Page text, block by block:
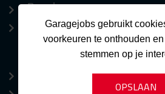
Benelux
Zeeland
Garagejobs gebruikt
voorkeuren te onthouden
stemmen op je